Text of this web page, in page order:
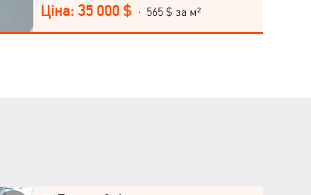
см. Зроблено стяжку та перегородки. Балкон,
індивідуальне газове опалення,
металопластикові вікна з енергозберігаючим
Ціна: 35 000 $ · 565 $ за м²